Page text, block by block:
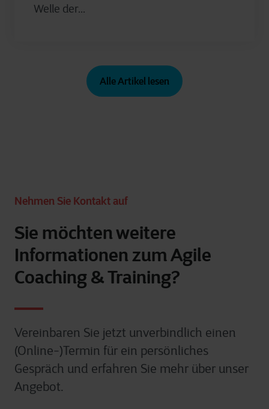
Alle Artikel lesen
Welle der...
Nehmen Sie Kontakt auf
Sie möchten weitere
Informationen zum Agile
Coaching & Training?
Vereinbaren Sie jetzt unverbindlich einen
(Online-)Termin für ein persönliches
Gespräch und erfahren Sie mehr über unser
Angebot.